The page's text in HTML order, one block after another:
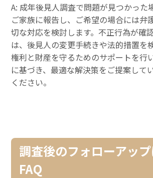
A: 成年後見人調査で問題が見つかった
ご家族に報告し、ご希望の場合には弁
切な対応を検討します。不正行為が確
は、後見人の変更手続きや法的措置を
権利と財産を守るためのサポートを行
に基づき、最適な解決策をご提案して
ください。
調査後のフォローアッ
FAQ